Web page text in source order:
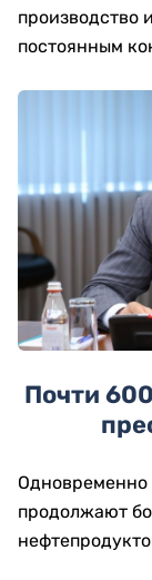
производство
постоянным
Почти
Одновременно
продолжают